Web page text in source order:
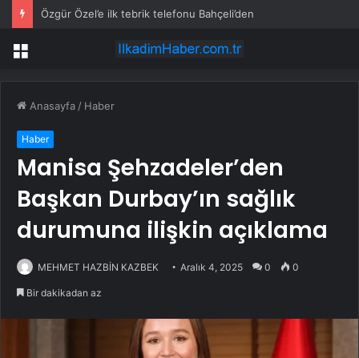
Özgür Özel’e ilk tebrik telefonu Bahçeli’den
Menü
Anasayfa / Haber
Haber
Manisa Şehzadeler’den
Başkan Durbay’ın sağlık
durumuna ilişkin açıklama
MEHMET HAZBİN KAZBEK Aralık 4, 2025 0 0
Bir dakikadan az